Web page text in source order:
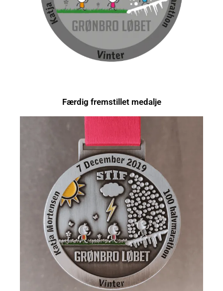
Færdig fremstillet medalje